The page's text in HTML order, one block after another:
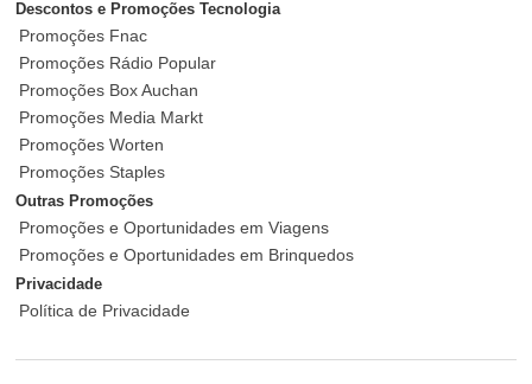
Descontos e Promoções Tecnologia
Promoções Fnac
Promoções Rádio Popular
Promoções Box Auchan
Promoções Media Markt
Promoções Worten
Promoções Staples
Outras Promoções
Promoções e Oportunidades em Viagens
Promoções e Oportunidades em Brinquedos
Privacidade
Política de Privacidade